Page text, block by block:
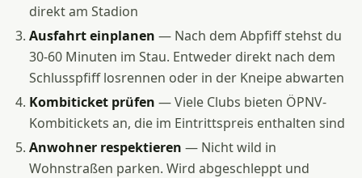
direkt am Stadion
Ausfahrt einplanen — Nach dem Abpfiff stehst du
30-60 Minuten im Stau. Entweder direkt nach dem
Schlusspfiff losrennen oder in der Kneipe abwarten
Kombiticket prüfen — Viele Clubs bieten ÖPNV-
Kombitickets an, die im Eintrittspreis enthalten sind
Anwohner respektieren — Nicht wild in
Wohnstraßen parken. Wird abgeschleppt und